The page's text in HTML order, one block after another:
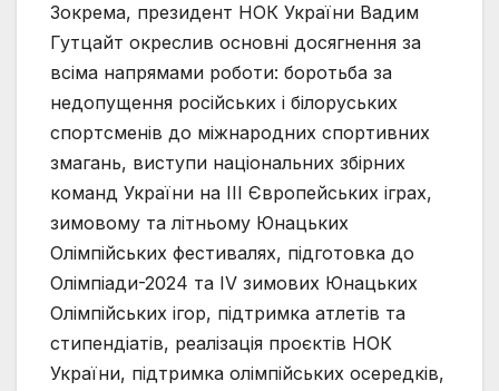
Зокрема, президент НОК України Вадим
Гутцайт окреслив основні досягнення за
всіма напрямами роботи: боротьба за
недопущення російських і білоруських
спортсменів до міжнародних спортивних
змагань, виступи національних збірних
команд України на III Європейських іграх,
зимовому та літньому Юнацьких
Олімпійських фестивалях, підготовка до
Олімпіади-2024 та IV зимових Юнацьких
Олімпійських ігор, підтримка атлетів та
стипендіатів, реалізація проєктів НОК
України, підтримка олімпійських осередків,